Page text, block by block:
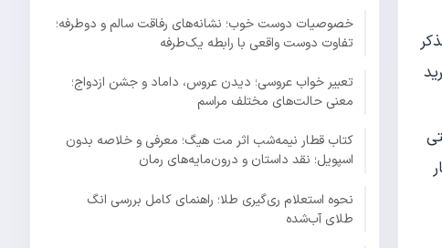
خصوصیات دوست خوب؛ نشانه‌های رفاقت سالم و دوطرفه؛
تفاوت دوست واقعی با رابطه یک‌طرفه
تعبیر خواب عروسی؛ دیدن عروس، داماد و جشن ازدواج؛
معنی حالت‌های مختلف مراسم
کتاب قطار نیمه‌شب اثر مت هیگ؛ معرفی و خلاصه بدون
اسپویل؛ نقد داستان و درون‌مایه‌های رمان
نحوه استعلام ری‌گیری طلا؛ راهنمای کامل بررسی انگ
طلای آب‌شده